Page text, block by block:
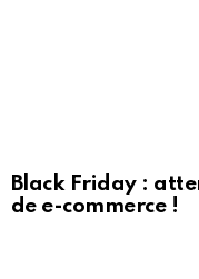
Black Friday :
de e-commerce !